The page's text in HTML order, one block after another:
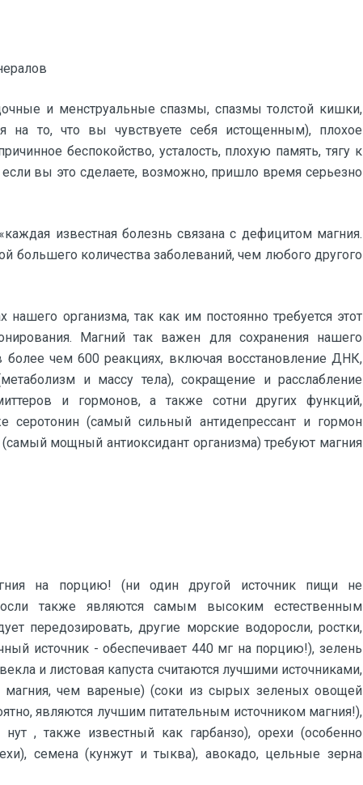
и менструальные спазмы, спазмы толстой кишки,
то, что вы чувствуете себя истощенным), плохое
беспокойство, усталость, плохую память, тягу к
вы это сделаете, возможно, пришло время серьезно
известная болезнь связана с дефицитом магния.
большего количества заболеваний, чем любого другого
нашего организма, так как им постоянно требуется этот
Магний так важен для сохранения нашего
более чем 600 реакциях, включая восстановление ДНК,
и массу тела), сокращение и расслабление
и гормонов, а также сотни других функций,
серотонин (самый сильный антидепрессант и гормон
(самый мощный антиоксидант организма) требуют магния
на порцию! (ни один другой источник пищи не
также являются самым высоким естественным
передозировать, другие морские водоросли, ростки,
источник - обеспечивает 440 мг на порцию!), зелень
и листовая капуста считаются лучшими источниками,
чем вареные) (соки из сырых зеленых овощей
являются лучшим питательным источником магния!),
, также известный как гарбанзо), орехи (особенно
семена (кунжут и тыква), авокадо, цельные зерна